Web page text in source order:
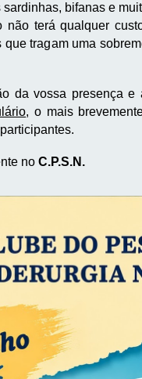
bifanas e
não terá qualquer
tragam uma
da vossa presença e
, o mais
no C.P.S.N.